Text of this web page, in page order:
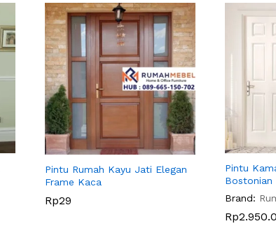
Pintu Rumah Kayu Jati Elegan
Frame Kaca
Rp29
Pintu
Bostonian
Brand:
Rp